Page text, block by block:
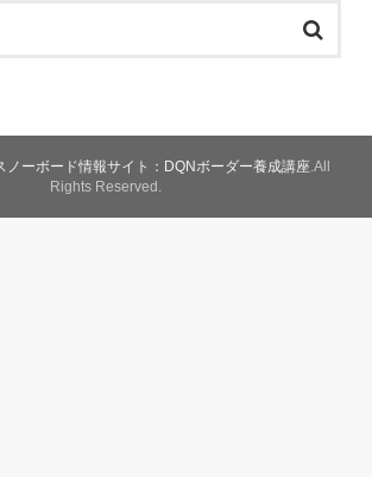
ノーボード情報サイト：DQNボーダー養成講座.All
Rights Reserved.